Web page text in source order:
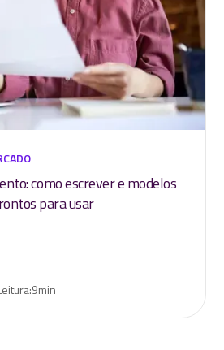
como escrever e modelos
para usar
9min